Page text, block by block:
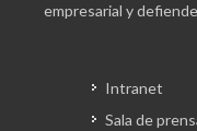
empresarial y
Intranet
Sala de